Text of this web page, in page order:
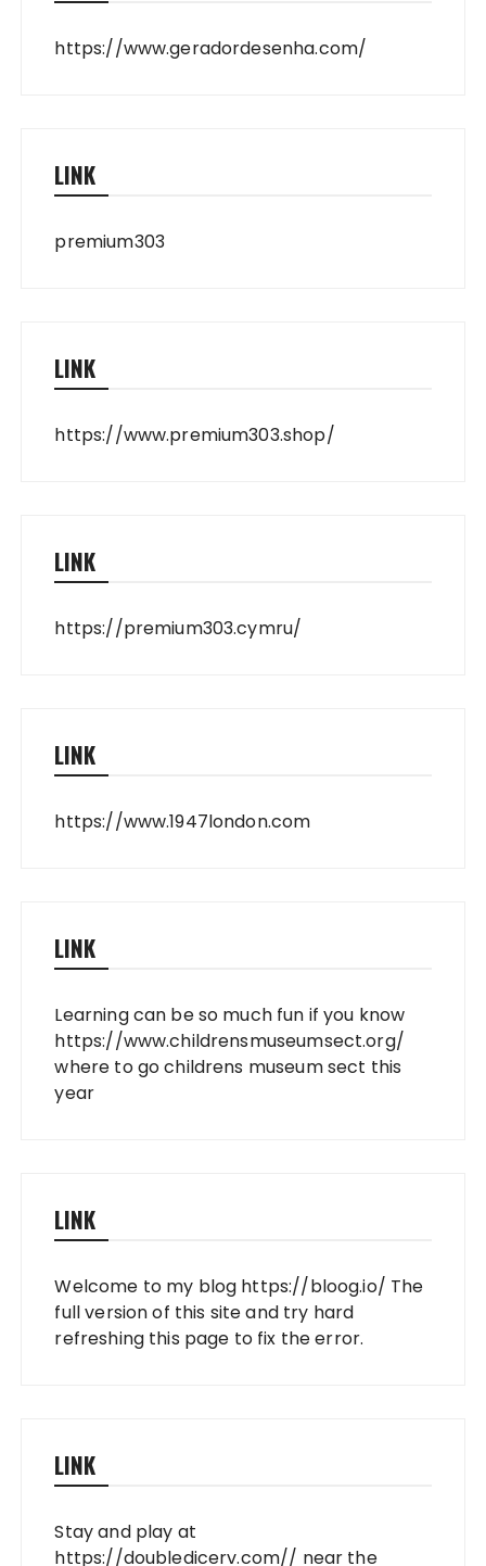
https://www.geradordesenha.com/
LINK
premium303
LINK
https://www.premium303.shop/
LINK
https://premium303.cymru/
LINK
https://www.1947london.com
LINK
Learning can be so much fun if you know
https://www.childrensmuseumsect.org/
where to go childrens museum sect this
year
LINK
Welcome to my blog https://bloog.io/ The
full version of this site and try hard
refreshing this page to fix the error.
LINK
Stay and play at
https://doubledicerv.com// near the